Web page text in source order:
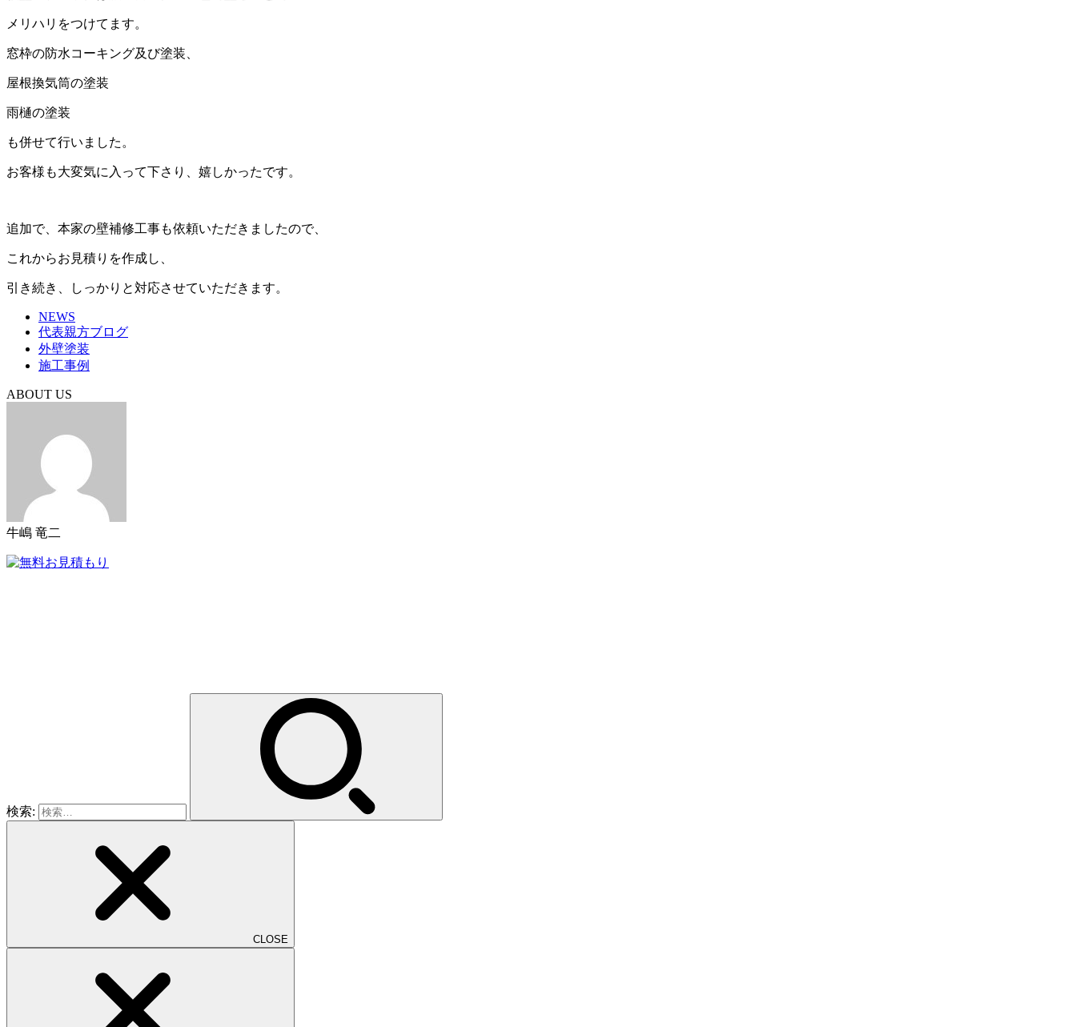
メリハリをつけてます。
窓枠の防水コーキング及び塗装、
屋根換気筒の塗装
雨樋の塗装
も併せて行いました。
お客様も大変気に入って下さり、嬉しかったです。
追加で、本家の壁補修工事も依頼いただきましたので、
これからお見積りを作成し、
引き続き、しっかりと対応させていただきます。
NEWS
代表親方ブログ
外壁塗装
施工事例
ABOUT US
牛嶋 竜二
検索:
CLOSE